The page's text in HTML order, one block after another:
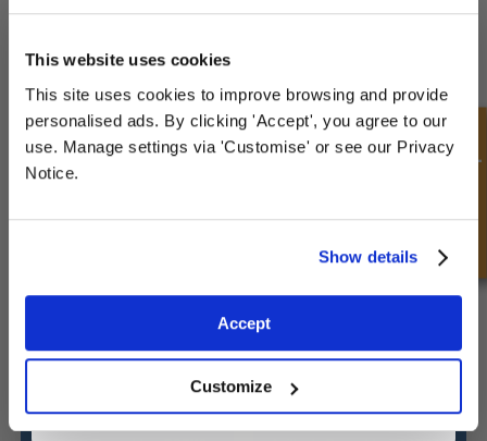
This website uses cookies
This site uses cookies to improve browsing and provide
personalised ads. By clicking 'Accept', you agree to our
use. Manage settings via 'Customise' or see our Privacy
Notice.
Show details
Accept
Customize
Consulta rápida
UNLOCK10% OFF
YOURFIRST ORDER
Sign up for special offers and exclusive
deals
By entering your email address you are agreeing to our
privacy policy.